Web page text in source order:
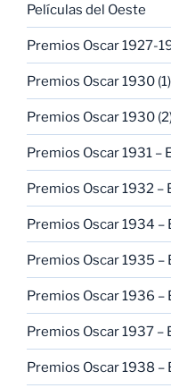
Películas del Oeste
Premios Oscar 1927-
Premios Oscar 1930
Premios Oscar 1930
Premios Oscar 1931 –
Premios Oscar 1932 –
Premios Oscar 1934 –
Premios Oscar 1935 –
Premios Oscar 1936 –
Premios Oscar 1937 –
Premios Oscar 1938 –